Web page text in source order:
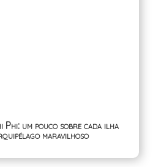
Phi: um pouco sobre cada ilha
maravilhoso